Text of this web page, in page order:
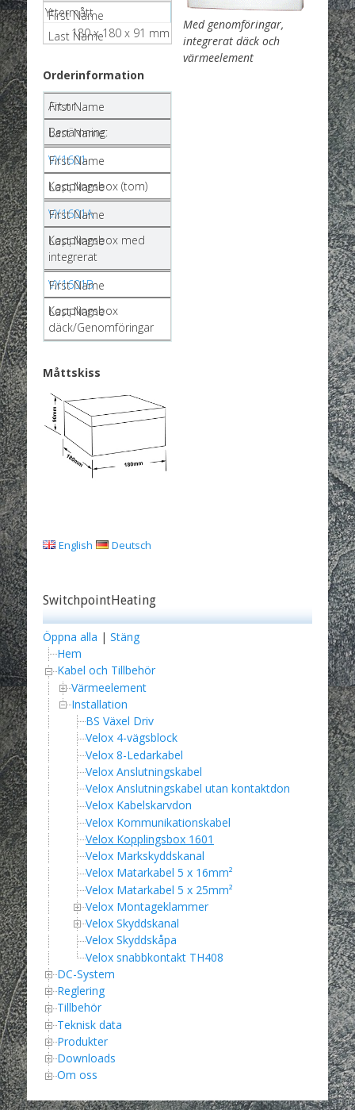
Yttermått
180 x 180 x 91 mm
Orderinformation
Art.nr
Benämning:
VX1601
Kopplingsbox (tom)
VX1601A
Kopplingsbox med
integrerat
VX1601B
Kopplingsbox
däck/Genomföringar
Måttskiss
Med genomföringar,
integrerat däck och
värmeelement
English Deutsch
SwitchpointHeating
Öppna alla | Stäng
Hem
Kabel och Tillbehör
Värmeelement
Installation
BS Växel Driv
Velox 4-vägsblock
Velox 8-Ledarkabel
Velox Anslutningskabel
Velox Anslutningskabel utan kontaktdon
Velox Kabelskarvdon
Velox Kommunikationskabel
Velox Kopplingsbox 1601
Velox Markskyddskanal
Velox Matarkabel 5 x 16mm²
Velox Matarkabel 5 x 25mm²
Velox Montageklammer
Velox Skyddskanal
Velox Skyddskåpa
Velox snabbkontakt TH408
DC-System
Reglering
Tillbehör
Teknisk data
Produkter
Downloads
Om oss